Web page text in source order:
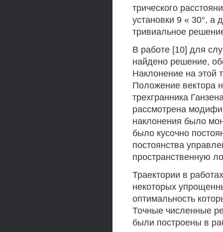
трического
установки 9 « 30°, а
тривиальное
В работе [10] для
найдено решение,
Наклонение на этой
Положение вектора
трехгранника
рассмотрена
наклонения было
было кусочно
постоянства
пространственную
Траектории в
некоторых
оптимальность
Точные численные
были построены в